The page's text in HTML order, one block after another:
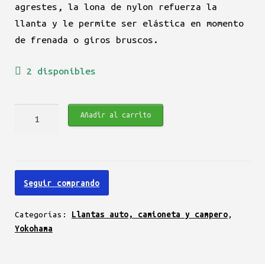
agrestes, la lona de nylon refuerza la
llanta y le permite ser elástica en momento
de frenada o giros bruscos.
2 disponibles
235/50
R18
97V
cantidad
Añadir al carrito
Seguir comprando
Categorías: Llantas auto, camioneta y campero,
Yokohama